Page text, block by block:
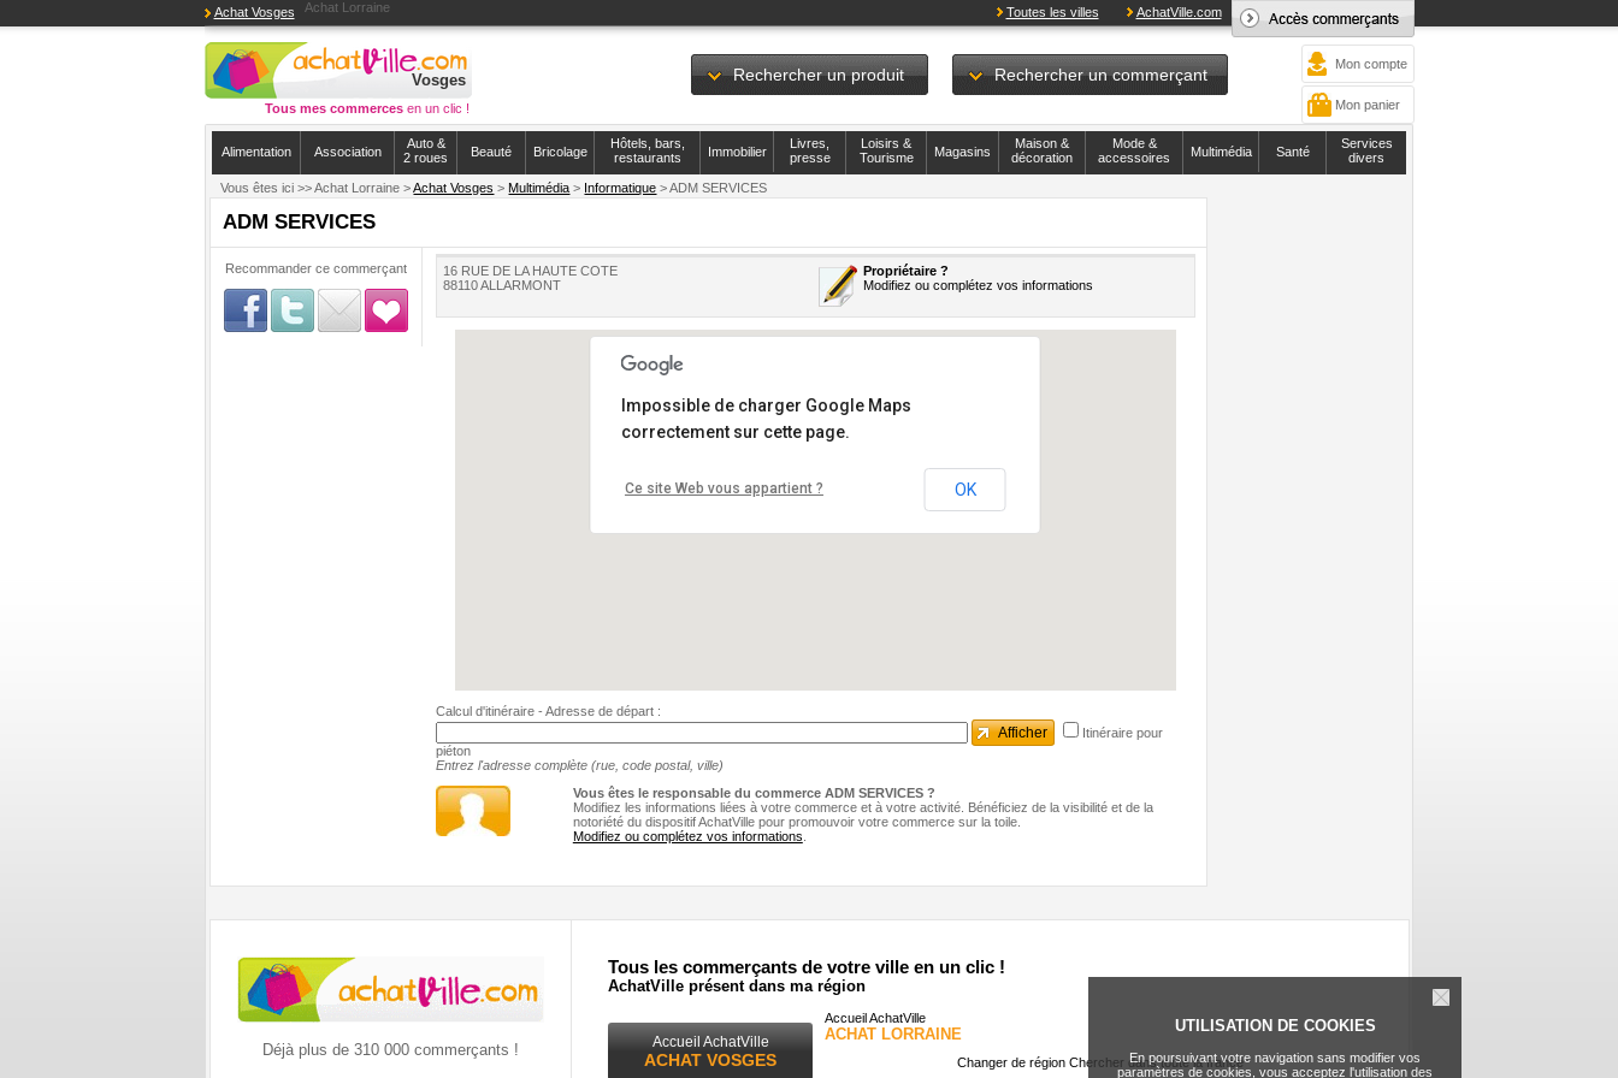
UTILISATION DE COOKIES
En poursuivant votre navigation sans modifier vos
paramètres de cookies, vous acceptez l'utilisation des
Achat Lorraine
Achat Vosges Toutes les villes AchatVille.com
Vosges
Tous mes commercesen un clic !
Mon compte
Mon panier
Rechercher un produit Rechercher un commerçant
Alimentation Association
Auto &
2 roues
Beauté Bricolage
Hôtels, bars,
restaurants
Immobilier
Livres,
presse
Loisirs &
Tourisme
Magasins
Maison &
décoration
Mode &
accessoires
Multimédia Santé
Services
divers
Vous êtes ici >>Achat Lorraine >Achat Vosges > Multimédia > Informatique > ADM SERVICES
ADM SERVICES
16 RUE DE LA HAUTE COTE
88110 ALLARMONT
Propriétaire ?
Modifiez ou complétez vos informations
Impossible de charger Google Maps
correctement sur cette page.
Ce site Web vous appartient ? OK
Calcul d'itinéraire - Adresse de départ :
Afficher
Itinéraire pour
piéton
Entrez l'adresse complète (rue, code postal, ville)
Vous êtes le responsable du commerce ADM SERVICES ?
Modifiez les informations liées à votre commerce et à votre activité. Bénéficiez de la visibilité et de la
notoriété du dispositif AchatVille pour promouvoir votre commerce sur la toile.
Modifiez ou complétez vos informations
Recommander ce commerçant
Déjà plus de 310 000 commerçants !
Tous les commerçants de votre ville en un clic !
AchatVille présent dans ma région
Accueil AchatVille
ACHAT VOSGES
Accueil AchatVille
ACHAT LORRAINE
Changer de région Chercher dans toute la france